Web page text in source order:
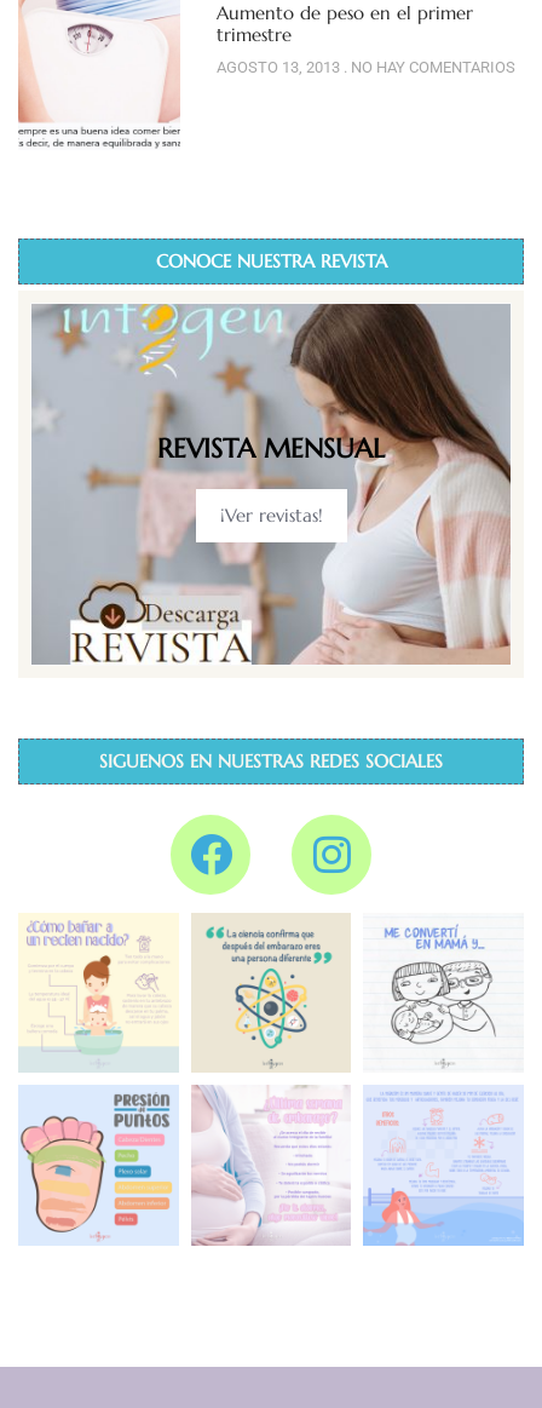
Aumento de peso en el primer
trimestre
AGOSTO 13, 2013 NO HAY COMENTARIOS
CONOCE NUESTRA REVISTA
REVISTA MENSUAL
¡Ver revistas!
SIGUENOS EN NUESTRAS REDES SOCIALES